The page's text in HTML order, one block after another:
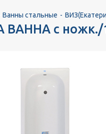
Ванны стальные
ВАННА с